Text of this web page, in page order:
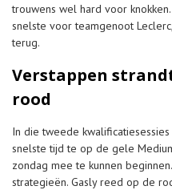
trouwens wel hard voor
snelste voor teamgenoot
terug.
Verstappen
rood
In die tweede
snelste tijd te op de gele
zondag mee te kunnen
strategieën. Gasly reed op de